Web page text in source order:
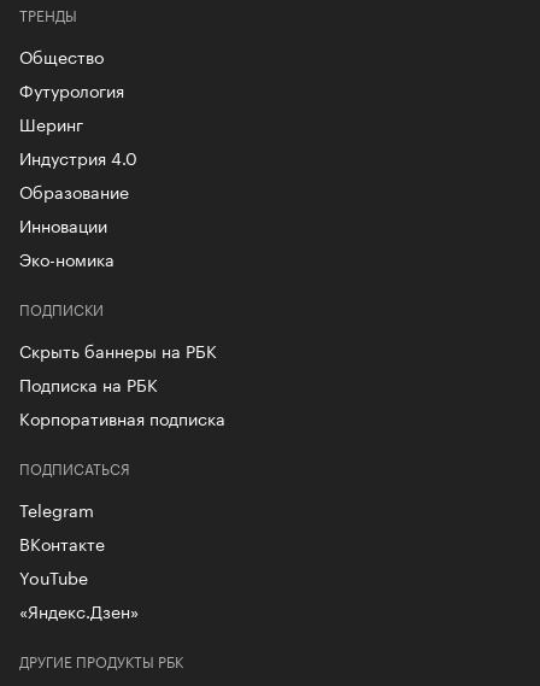
ТРЕНДЫ
Общество
Футурология
Шеринг
Индустрия 4.0
Образование
Инновации
Эко-номика
ПОДПИСКИ
Скрыть баннеры на РБК
Подписка на РБК
Корпоративная подписка
ДРУГИЕ ПРОДУКТЫ РБК
ПОДПИСАТЬСЯ
Telegram
ВКонтакте
YouTube
«Яндекс.Дзен»